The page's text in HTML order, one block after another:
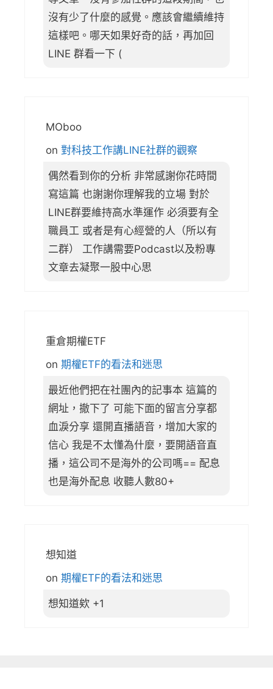
沒有少了什麼的感覺。應該會繼續維持
這樣吧。哪天如果好奇的話，再加回
LINE 群看一下 (
MOboo
on 對科技工作講LINE社群的觀察
偶然看到你的分析 非常感謝你花時間
寫這篇 也謝謝你理解我的立場 對於
LINE群要維持高水準運作 必須要有全
職員工 或者是有心經營的人（所以有
二群） 工作講需要Podcast以及粉專
文章去凝聚一股中心思
重倉期權ETF
on 期權ETF的看法和迷思
最近他們把在社團內的記事本 這篇的
網址，撤下了 可能下面的留言分享都
血淚分享 還開直播語音，增加大家的
信心 我是不太懂為什麼，要開語音直
播，這公司不是海外的公司嗎== 配息
也是海外配息 收聽人數80+
想知道
on 期權ETF的看法和迷思
想知道欸 +1